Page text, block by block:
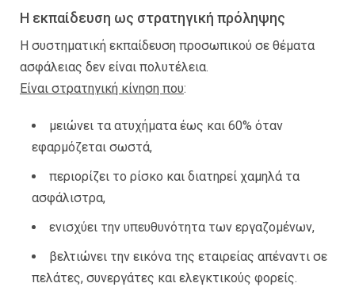
Η εκπαίδευση ως στρατηγική πρόληψης
Η συστηματική εκπαίδευση προσωπικού σε θέματα
ασφάλειας δεν είναι πολυτέλεια.
Είναι στρατηγική κίνηση που:
μειώνει τα ατυχήματα έως και 60% όταν
εφαρμόζεται σωστά,
περιορίζει το ρίσκο και διατηρεί χαμηλά τα
ασφάλιστρα,
ενισχύει την υπευθυνότητα των εργαζομένων,
βελτιώνει την εικόνα της εταιρείας απέναντι σε
πελάτες, συνεργάτες και ελεγκτικούς φορείς.